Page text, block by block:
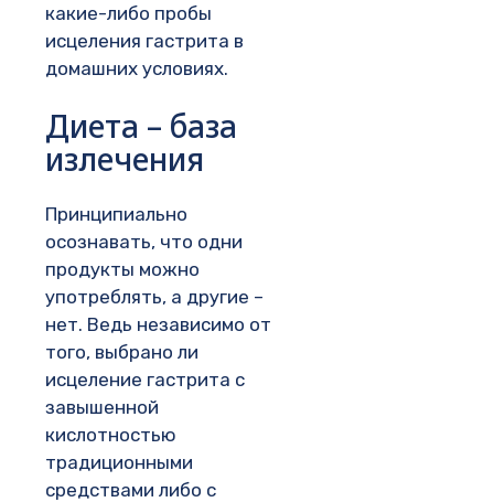
какие-либо пробы
исцеления гастрита в
домашних условиях.
Диета – база
излечения
Принципиально
осознавать, что одни
продукты можно
употреблять, а другие –
нет. Ведь независимо от
того, выбрано ли
исцеление гастрита с
завышенной
кислотностью
традиционными
средствами либо с